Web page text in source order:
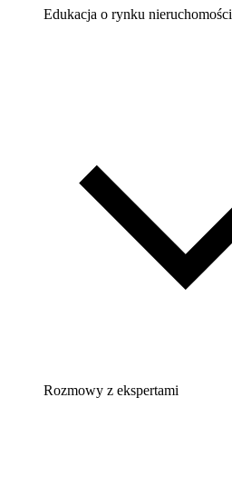
Edukacja o rynku nieruchomości
Rozmowy z ekspertami